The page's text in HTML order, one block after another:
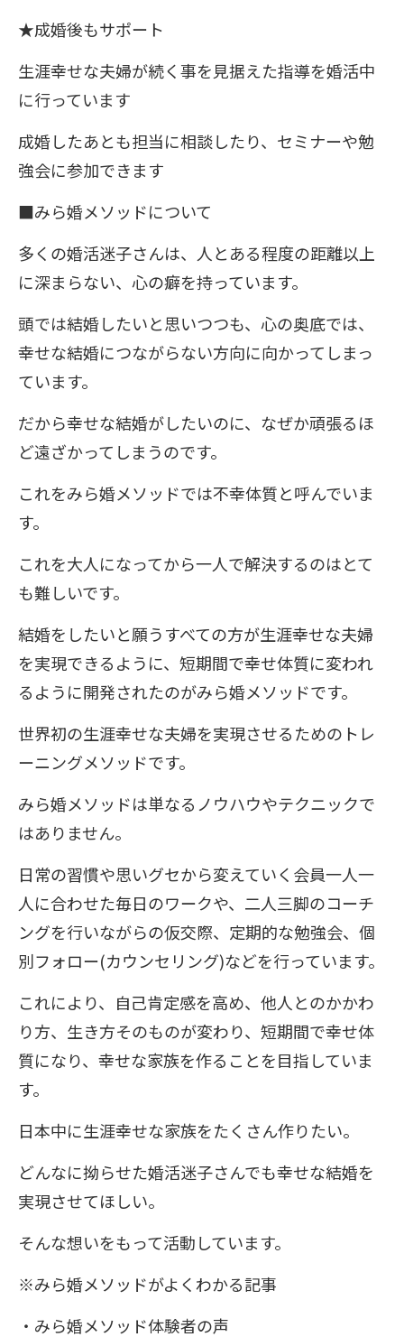
★成婚後もサポート
生涯幸せな夫婦が続く事を見据えた指導を婚活中
に行っています
成婚したあとも担当に相談したり、セミナーや勉
強会に参加できます
■みら婚メソッドについて
多くの婚活迷子さんは、人とある程度の距離以上
に深まらない、心の癖を持っています。
頭では結婚したいと思いつつも、心の奥底では、
幸せな結婚につながらない方向に向かってしまっ
ています。
だから幸せな結婚がしたいのに、なぜか頑張るほ
ど遠ざかってしまうのです。
これをみら婚メソッドでは不幸体質と呼んでいま
す。
これを大人になってから一人で解決するのはとて
も難しいです。
結婚をしたいと願うすべての方が生涯幸せな夫婦
を実現できるように、短期間で幸せ体質に変われ
るように開発されたのがみら婚メソッドです。
世界初の生涯幸せな夫婦を実現させるためのトレ
ーニングメソッドです。
みら婚メソッドは単なるノウハウやテクニックで
はありません。
日常の習慣や思いグセから変えていく会員一人一
人に合わせた毎日のワークや、二人三脚のコーチ
ングを行いながらの仮交際、定期的な勉強会、個
別フォロー(カウンセリング)などを行っています。
これにより、自己肯定感を高め、他人とのかかわ
り方、生き方そのものが変わり、短期間で幸せ体
質になり、幸せな家族を作ることを目指していま
す。
日本中に生涯幸せな家族をたくさん作りたい。
どんなに拗らせた婚活迷子さんでも幸せな結婚を
実現させてほしい。
そんな想いをもって活動しています。
※みら婚メソッドがよくわかる記事
・みら婚メソッド体験者の声